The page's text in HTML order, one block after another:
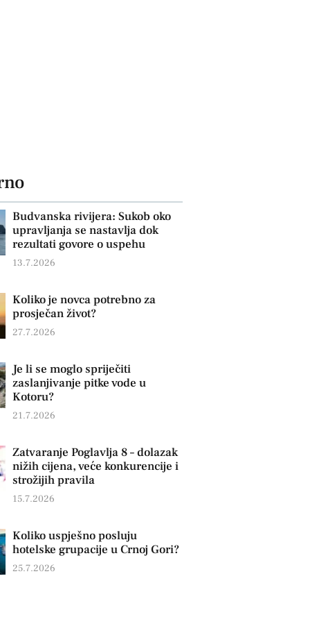
Budvanska rivijera: Sukob oko
upravljanja se nastavlja dok
rezultati govore o uspehu
13.7.2026
Koliko je novca potrebno za
prosječan život?
27.7.2026
Je li se moglo spriječiti
zaslanjivanje pitke vode u
Kotoru?
21.7.2026
Zatvaranje Poglavlja 8 – dolazak
nižih cijena, veće konkurencije i
strožijih pravila
15.7.2026
Koliko uspješno posluju
hotelske grupacije u Crnoj Gori?
25.7.2026